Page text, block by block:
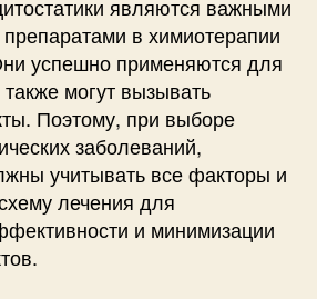
являются важными
в химиотерапии
успешно применяются для
могут вызывать
Поэтому, при выборе
заболеваний,
учитывать все факторы и
лечения для
и минимизации